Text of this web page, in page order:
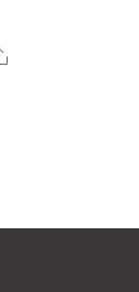
Ale